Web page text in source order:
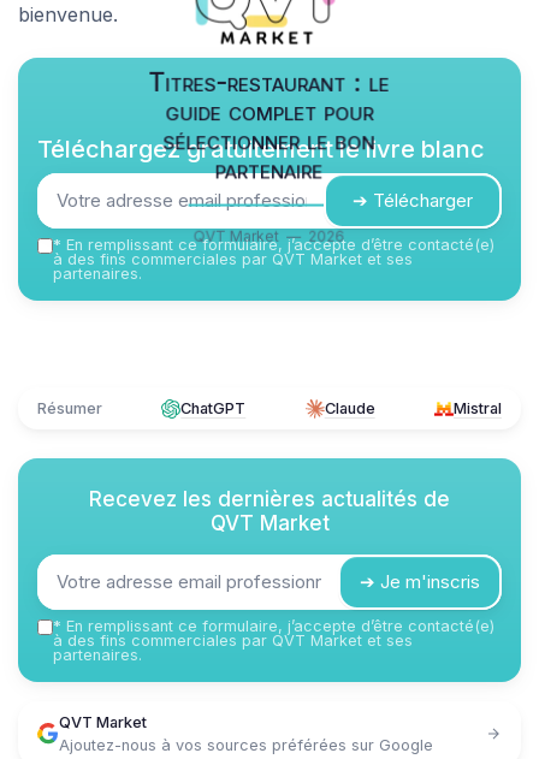
bienvenue.
Titres-restaurant : le
guide complet pour
sélectionner le bon
partenaire
QVT Market — 2026
Téléchargez gratuitement le livre blanc
➔ Télécharger
* En remplissant ce formulaire, j’accepte d’être contacté(e)
à des fins commerciales par QVT Market et ses
partenaires.
Résumer ChatGPT Claude Mistral
Recevez les dernières actualités de
QVT Market
➔ Je m'inscris
* En remplissant ce formulaire, j’accepte d’être contacté(e)
à des fins commerciales par QVT Market et ses
partenaires.
QVT Market
Ajoutez-nous à vos sources préférées sur Google